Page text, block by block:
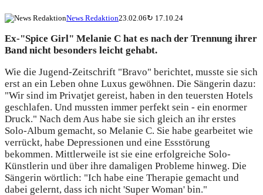
News Redaktion23.02.06↻ 17.10.24
Ex-"Spice Girl" Melanie C hat es nach der Trennung ihrer
Band nicht besonders leicht gehabt.
Wie die Jugend-Zeitschrift "Bravo" berichtet, musste sie sich
erst an ein Leben ohne Luxus gewöhnen. Die Sängerin dazu:
"Wir sind im Privatjet gereist, haben in den teuersten Hotels
geschlafen. Und mussten immer perfekt sein - ein enormer
Druck." Nach dem Aus habe sie sich gleich an ihr erstes
Solo-Album gemacht, so Melanie C. Sie habe gearbeitet wie
verrückt, habe Depressionen und eine Essstörung
bekommen. Mittlerweile ist sie eine erfolgreiche Solo-
Künstlerin und über ihre damaligen Probleme hinweg. Die
Sängerin wörtlich: "Ich habe eine Therapie gemacht und
dabei gelernt, dass ich nicht 'Super Woman' bin."